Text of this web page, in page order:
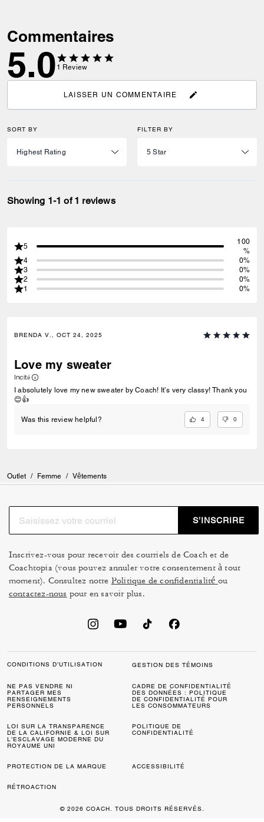
Commentaires
5.0 1 Review
LAISSER UN COMMENTAIRE
SORT BY FILTER BY
Showing 1-1 of 1 reviews
5
100
%
4
0%
3
0%
2
0%
1
0%
BRENDA V., OCT 24, 2025
Love my sweater
Incité
I absolutely love my new sweater by Coach! It’s very classy! Thank you
😊👍
Was this review helpful? 4 0
Outlet / Femme / Vêtements
S’INSCRIRE
Inscrivez-vous pour recevoir des courriels de Coach et de
Coachtopia (vous pouvez annuler votre consentement à tout
moment). Consultez notre Politique de confidentialité ou
contactez-nous pour en savoir plus.
CONDITIONS D’UTILISATION GESTION DES TÉMOINS
NE PAS VENDRE NI
PARTAGER MES
RENSEIGNEMENTS
PERSONNELS
CADRE DE CONFIDENTIALITÉ
DES DONNÉES : POLITIQUE
DE CONFIDENTIALITÉ POUR
LES CONSOMMATEURS
LOI SUR LA TRANSPARENCE
DE LA CALIFORNIE & LOI SUR
L’ESCLAVAGE MODERNE DU
ROYAUME UNI
POLITIQUE DE
CONFIDENTIALITÉ
PROTECTION DE LA MARQUE ACCESSIBILITÉ
RÉTROACTION
© 2026 COACH. TOUS DROITS RÉSERVÉS.